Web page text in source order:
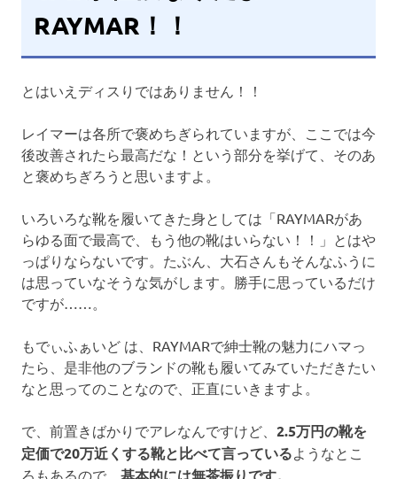
RAYMAR！！
とはいえディスりではありません！！
レイマーは各所で褒めちぎられていますが、ここでは今
後改善されたら最高だな！という部分を挙げて、そのあ
と褒めちぎろうと思いますよ。
いろいろな靴を履いてきた身としては「RAYMARがあ
らゆる面で最高で、もう他の靴はいらない！！」とはや
っぱりならないです。たぶん、大石さんもそんなふうに
は思っていなそうな気がします。勝手に思っているだけ
ですが……。
もでぃふぁいど は、RAYMARで紳士靴の魅力にハマっ
たら、是非他のブランドの靴も履いてみていただきたい
なと思ってのことなので、正直にいきますよ。
で、前置きばかりでアレなんですけど、 2.5万円の靴を
定価で20万近くする靴と比べて言っているようなとこ
ろもあるので、